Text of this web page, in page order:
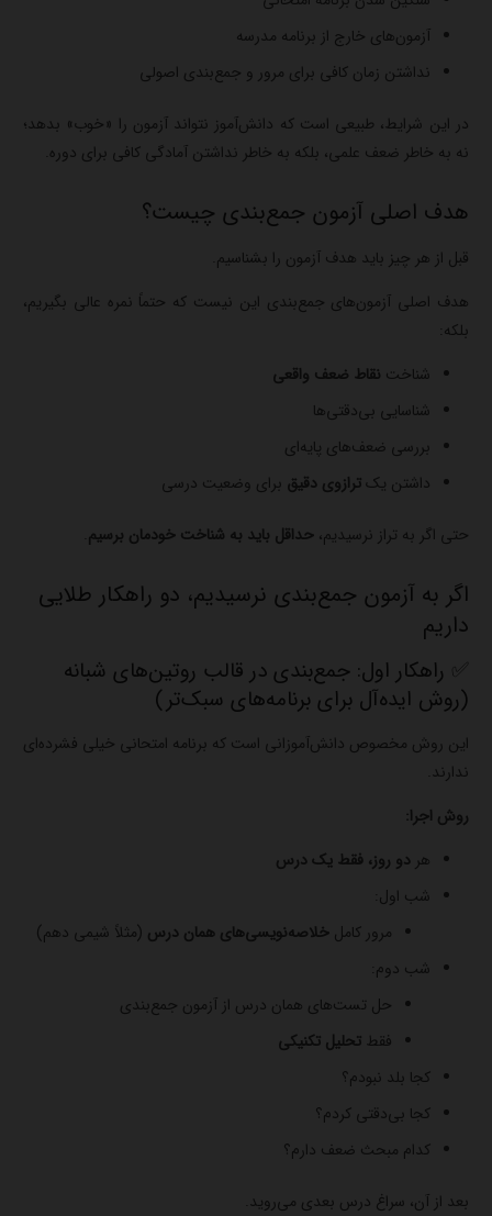
آزمون‌های خارج از برنامه مدرسه
نداشتن زمان کافی برای مرور و جمع‌بندی اصولی
در این شرایط، طبیعی است که دانش‌آموز نتواند آزمون را «خوب» بدهد؛
نه به خاطر ضعف علمی، بلکه به خاطر نداشتن آمادگی کافی برای دوره.
هدف اصلی آزمون جمع‌بندی چیست؟
قبل از هر چیز باید هدف آزمون را بشناسیم.
هدف اصلی آزمون‌های جمع‌بندی این نیست که حتماً نمره عالی بگیریم،
بلکه:
شناخت نقاط ضعف واقعی
شناسایی بی‌دقتی‌ها
بررسی ضعف‌های پایه‌ای
داشتن یکترازوی دقیق برای وضعیت درسی
حتی اگر به تراز نرسیدیم، حداقل باید به شناخت خودمان برسیم
اگر به آزمون جمع‌بندی نرسیدیم، دو راهکار طلایی
داریم
✅ راهکار اول: جمع‌بندی در قالب روتین‌های شبانه
(روش ایده‌آل برای برنامه‌های سبک‌تر)
این روش مخصوص دانش‌آموزانی است که برنامه امتحانی خیلی فشرده‌ای
ندارند.
روش اجرا:
هر دو روز، فقط یک درس
شب اول:
مرور کامل خلاصه‌نویسی‌های همان درس (مثلاً شیمی دهم)
شب دوم:
حل تست‌های همان درس از آزمون جمع‌بندی
فقط تحلیل تکنیکی
کجا بلد نبودم؟
کجا بی‌دقتی کردم؟
کدام مبحث ضعف دارم؟
بعد از آن، سراغ درس بعدی می‌روید.